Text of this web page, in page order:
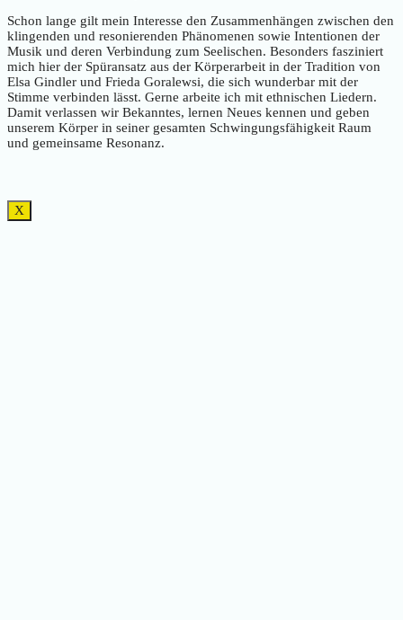
Schon lange gilt mein Interesse den Zusammenhängen zwischen den
klingenden und resonierenden Phänomenen sowie Intentionen der
Musik und deren Verbindung zum Seelischen. Besonders fasziniert
mich hier der Spüransatz aus der Körperarbeit in der Tradition von
Elsa Gindler und Frieda Goralewsi, die sich wunderbar mit der
Stimme verbinden lässt. Gerne arbeite ich mit ethnischen Liedern.
Damit verlassen wir Bekanntes, lernen Neues kennen und geben
unserem Körper in seiner gesamten Schwingungsfähigkeit Raum
und gemeinsame Resonanz.
X